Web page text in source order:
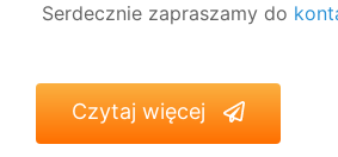
Serdecznie zapraszamy do
Czytaj więcej